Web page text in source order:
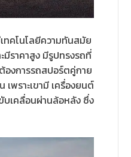
ทคโนโลยีความทันสมัย
มีราคาสูง มีรูปทรงรถที่
องการรถสปอร์ตคู่กาย
เพราะเขามี เครื่องยนต์
บเคลื่อนผ่านล้อหลัง ซึ่ง